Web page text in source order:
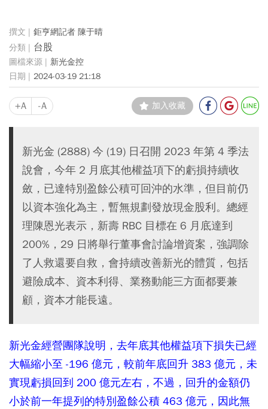
鉅亨網記者 陳于晴
台股
新光金控
2024-03-19 21:18
+A -A 加入收藏
新光金 (2888) 今 (19) 日召開 2023 年第 4 季法
說會，今年 2 月底其他權益項下的虧損持續收
斂，已達特別盈餘公積可回沖的水準，但目前仍
以資本強化為主，暫無規劃發放現金股利。總經
理陳恩光表示，新壽 RBC 目標在 6 月底達到
200%，29 日將舉行董事會討論增資案，強調除
了人救還要自救，會持續改善新光的體質，包括
避險成本、資本利得、業務動能三方面都要兼
顧，資本才能長遠。
新光金經營團隊說明，去年底其他權益項下損失已經
大幅縮小至 -196 億元，較前年底回升 383 億元，未
實現虧損回到 200 億元左右，不過，回升的金額仍
小於前一年提列的特別盈餘公積 463 億元，因此無